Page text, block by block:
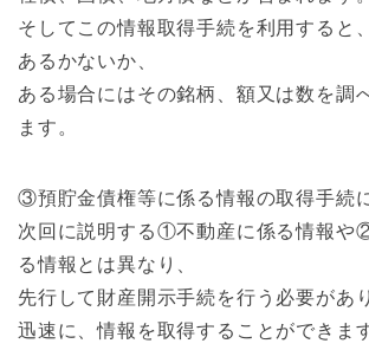
そしてこの情報取得手続を利用すると
あるかないか、
ある場合にはその銘柄、額又は数を調
ます。
③預貯金債権等に係る情報の取得手続
次回に説明する①不動産に係る情報や
る情報とは異なり、
先行して財産開示手続を行う必要があ
迅速に、情報を取得することができま